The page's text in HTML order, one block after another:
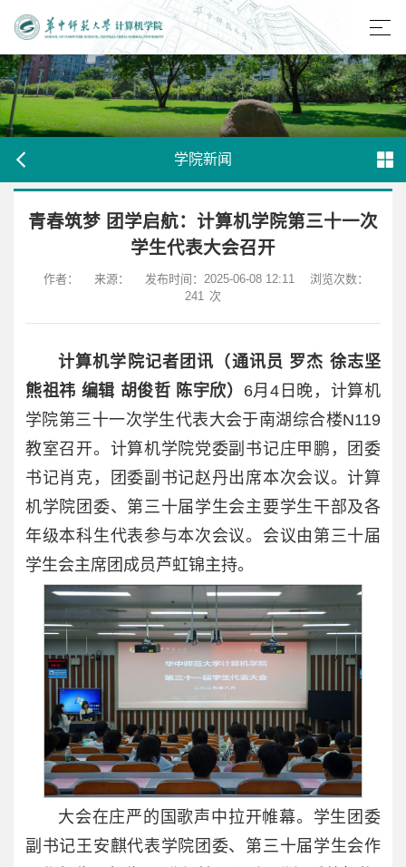
学院新闻
青春筑梦 团学启航：计算机学院第三十一次
学生代表大会召开
作者： 来源： 发布时间：2025-06-08 12:11
浏览次数：
241 次
计算机学院记者团讯（通讯员 罗杰 徐志坚
熊祖祎 编辑 胡俊哲 陈宇欣） 6月4日晚，计算机
学院第三十一次学生代表大会于南湖综合楼N119
教室召开。计算机学院党委副书记庄甲鹏，团委
书记肖克，团委副书记赵丹出席本次会议。计算
机学院团委、第三十届学生会主要学生干部及各
年级本科生代表参与本次会议。会议由第三十届
学生会主席团成员芦虹锦主持。
大会在庄严的国歌声中拉开帷幕。学生团委
副书记王安麒代表学院团委、第三十届学生会作